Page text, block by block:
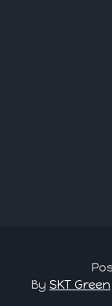
By SKT Green